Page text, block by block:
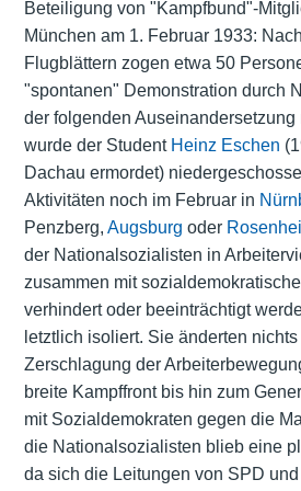
Beteiligung von "Kampfbund"-
München am 1. Februar 1933:
Flugblättern zogen etwa 50
"spontanen" Demonstration durch
der folgenden
wurde der Student Heinz Eschen
Dachau ermordet)
Aktivitäten noch im Februar in
Penzberg, Augsburg oder
der Nationalsozialisten in
zusammen mit
verhindert oder beeinträchtigt
letztlich isoliert. Sie änderten
Zerschlagung der
breite Kampffront bis hin zum
mit Sozialdemokraten gegen die
die Nationalsozialisten blieb eine
da sich die Leitungen von SPD